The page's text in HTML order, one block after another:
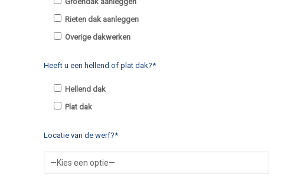
Rieten dak aanleggen
Overige dakwerken
Heeft u een hellend of plat dak?*
Hellend dak
Plat dak
Locatie van de werf?*